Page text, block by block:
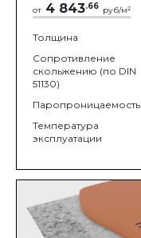
от 4 843.66 руб/м2
Толщина
Сопротивление
скольжению (по DIN
51130)
Паропроницаемость
Температура
эксплуатации